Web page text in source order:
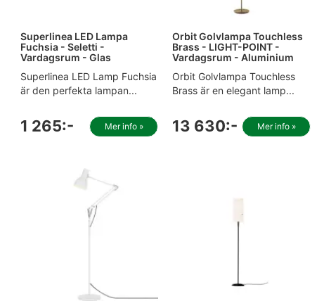
Superlinea LED Lampa
Fuchsia - Seletti -
Vardagsrum - Glas
Superlinea LED Lamp Fuchsia
är den perfekta lampan...
1 265:- Mer info »
Orbit Golvlampa Touchless
Brass - LIGHT-POINT -
Vardagsrum - Aluminium
Orbit Golvlampa Touchless
Brass är en elegant lamp...
13 630:- Mer info »